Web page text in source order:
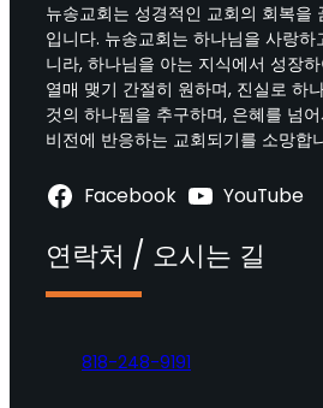
뉴송교회는 성경적인 교회의 회복을
입니다. 뉴송교회는 하나님을 사랑
니라, 하나님을 아는 지식에서 성장
열매 맺기 간절히 원하며, 진실로 하
것의 하나됨을 추구하며, 은혜를 넘
비전에 반응하는 교회되기를 소망합
Facebook YouTube
연락처 / 오시는 길
818-248-9191